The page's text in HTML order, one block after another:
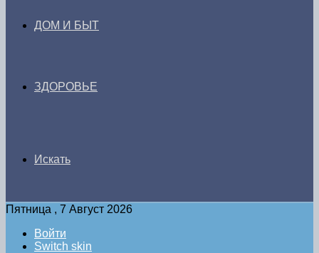
ДОМ И БЫТ
ЗДОРОВЬЕ
Искать
Пятница , 7 Август 2026
Войти
Switch skin